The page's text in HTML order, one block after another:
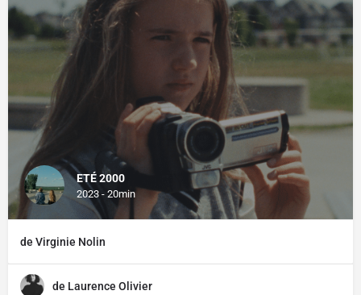
ETÉ 2000
2023 - 20min
de Virginie Nolin
de Laurence Olivier